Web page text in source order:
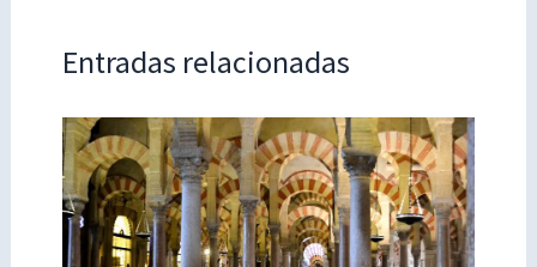
Entradas relacionadas